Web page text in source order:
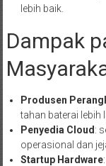
lebih baik.
Dampak
Produsen
tahan baterai lebih
Penyedia Cloud :
operasional dan
Startup Hardware